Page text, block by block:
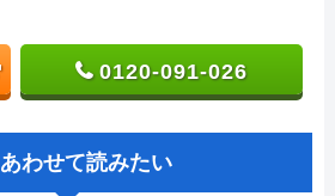
0120-091-026
あわせて読みたい